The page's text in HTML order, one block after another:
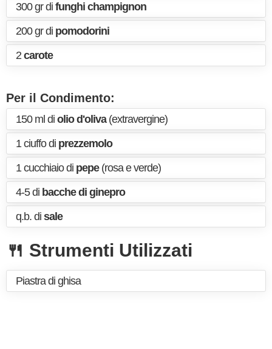
300 gr di funghi champignon
200 gr di pomodorini
2 carote
Per il Condimento:
150 ml di olio d'oliva(extravergine)
1 ciuffo di prezzemolo
1 cucchiaio di pepe(rosa e verde)
4-5 di bacche di ginepro
q.b. di sale
🍴 Strumenti Utilizzati
Piastra di ghisa